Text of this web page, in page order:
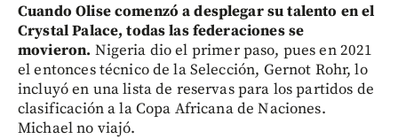
Cuando Olise comenzó a desplegar su talento en el
Crystal Palace, todas las federaciones se
movieron. Nigeria dio el primer paso, pues en 2021
el entonces técnico de la Selección, Gernot Rohr, lo
incluyó en una lista de reservas para los partidos de
clasificación a la Copa Africana de Naciones.
Michael no viajó.